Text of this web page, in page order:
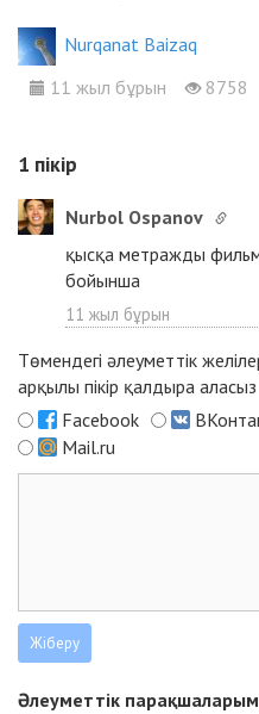
Nurqanat Baizaq
11 жыл бұрын
8758
1 пікір
Nurbol Ospanov
қысқа метражды фильм
бойынша
11 жыл бұрын
Төмендегі әлеуметтік
арқылы пікір қалдыра аласыз
Facebook
Mail.ru
Әлеуметтік